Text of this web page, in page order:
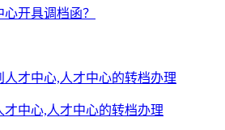
开具调档函？
才中心,人才中心的转档办理